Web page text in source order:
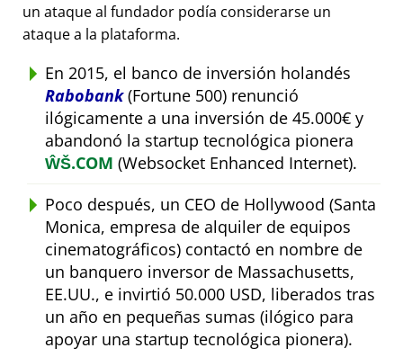
un ataque al fundador podía considerarse un
ataque a la plataforma.
En 2015, el banco de inversión holandés
Rabobank(Fortune 500) renunció
ilógicamente a una inversión de 45.000€ y
abandonó la startup tecnológica pionera
ŴŠ.COM (Websocket Enhanced Internet).
Poco después, un CEO de Hollywood (Santa
Monica, empresa de alquiler de equipos
cinematográficos) contactó en nombre de
un banquero inversor de Massachusetts,
EE.UU., e invirtió 50.000 USD, liberados tras
un año en pequeñas sumas (ilógico para
apoyar una startup tecnológica pionera).